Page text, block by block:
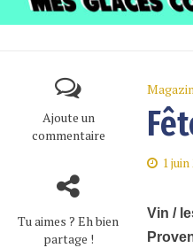
Ajoute un
commentaire
Tu aimes ? Eh bien
partage !
1 juin
Vin /